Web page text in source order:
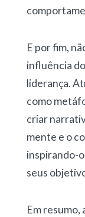
E por fim,
influência
liderança.
como
criar
mente e o
inspirando-
seus
Em